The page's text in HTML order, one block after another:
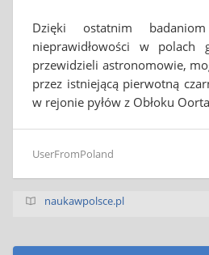
Dzięki ostatnim
nieprawidłowości w polach
przewidzieli astronomowie,
przez istniejącą pierwotną
w rejonie pyłów z Obłoku
UserFromPoland
naukawpolsce.pl